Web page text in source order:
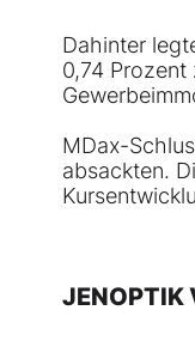
Dahinter
0,74
MDax-
absackten.
JENOPTIK